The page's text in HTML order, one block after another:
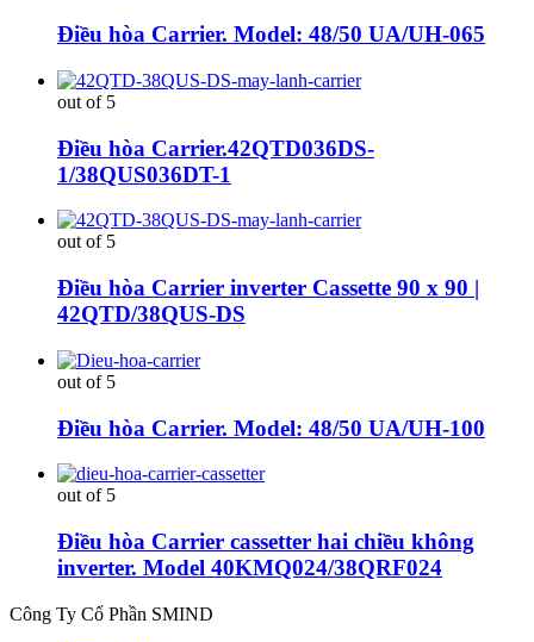
Điều hòa Carrier. Model: 48/50 UA/UH-065
out of 5
Điều hòa Carrier.42QTD036DS-
1/38QUS036DT-1
out of 5
Điều hòa Carrier inverter Cassette 90 x 90 |
42QTD/38QUS-DS
out of 5
Điều hòa Carrier. Model: 48/50 UA/UH-100
out of 5
Điều hòa Carrier cassetter hai chiều không
inverter. Model 40KMQ024/38QRF024
Công Ty Cổ Phần SMIND